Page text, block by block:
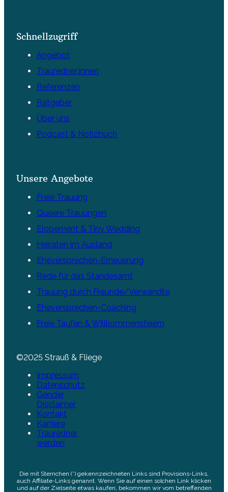
Schnellzugriff
Angebot
Trauredner:innen
Referenzen
Ratgeber
Über uns
Podcast & Notizbuch
Unsere Angebote
Freie Trauung
Queere Trauungen
Elopement & Tiny Wedding
Heiraten im Ausland
Eheversprechen-Erneuerung
Rede für das Standesamt
Trauung durch Freunde/Verwandte
Eheversprechen-Coaching
Freie Taufen & Willkommensfeiern
©2025 Strauß & Fliege
Impressum
Datenschutz
Gender
Disclaimer
Kontakt
Karriere
Trauredner
werden
Die mit Sternchen (*) gekennzeichneten Links sind Provisions-Links,
auch Affiliate-Links genannt. Wenn Sie auf einen solchen Link klicken
und auf der Zielseite etwas kaufen, bekommen wir vom betreffenden